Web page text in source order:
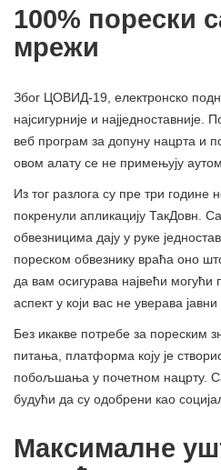
100% порески
мрежи
Због ЦОВИД-19, електронско
најсигурније и најједноставније.
веб програм за допуну нацрта и
овом алату се не примењују
Из тог разлога су пре три
покренули апликацију ТакДовн.
обвезницима дају у руке
пореском обвезнику враћа оно
да вам осигурава највећи могући
аспект у који вас не уверава
Без икакве потребе за пореским
питања, платформа коју је
побољшања у почетном нацрту.
будући да су одобрени као
Максималне